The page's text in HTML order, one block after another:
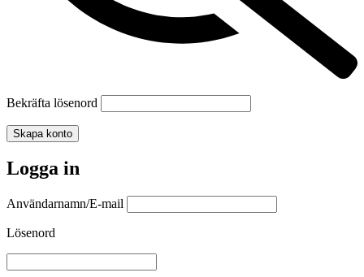
Bekräfta lösenord
Skapa konto
Logga in
Användarnamn/E-mail
Lösenord